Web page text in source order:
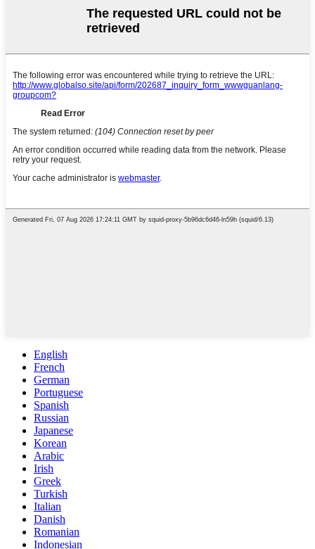
English
French
German
Portuguese
Spanish
Russian
Japanese
Korean
Arabic
Irish
Greek
Turkish
Italian
Danish
Romanian
Indonesian